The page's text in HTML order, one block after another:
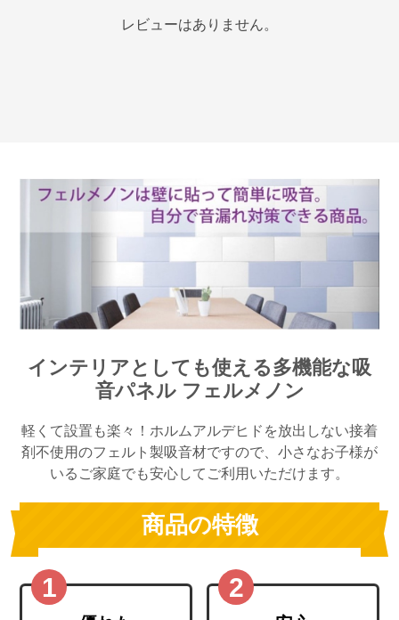
レビューはありません。
インテリアとしても使える多機能な吸
音パネル フェルメノン
軽くて設置も楽々！ホルムアルデヒドを放出しない接着
剤不使用のフェルト製吸音材ですので、小さなお子様が
いるご家庭でも安心してご利用いただけます。
商品の特徴